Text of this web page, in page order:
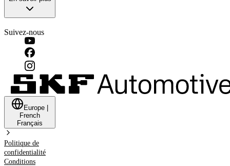
Suivez-nous
Europe
French
Français
Politique de
confidentialité
Conditions